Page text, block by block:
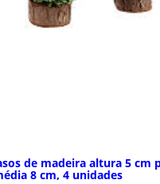
de madeira altura 5 cm
8 cm, 4 unidades